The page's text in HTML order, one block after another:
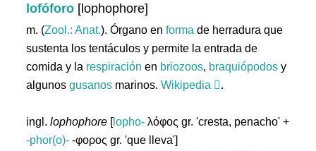
lofóforo [lophophore]
m. (Zool.: Anat.). Órgano enforma de herradura que
sustenta los tentáculos y permite la entrada de
comida y la respiración en briozoos, braquiópodos y
algunosgusanos marinos.Wikipedia .
ingl.lophophore [lopho- λόφος gr. 'cresta, penacho' +
-phor(o)- -φορος gr. 'que lleva']